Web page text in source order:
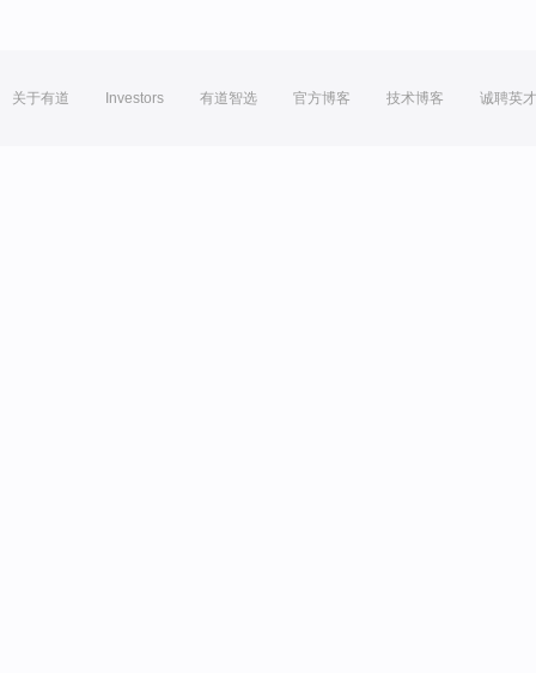
关于有道 Investors 有道智选 官方博客 技术博客 诚聘英才